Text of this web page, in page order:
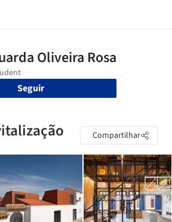
Seguir
Compartilhar